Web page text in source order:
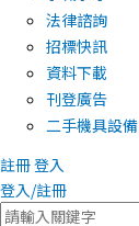
法律諮詢
招標快訊
資料下載
刊登廣告
二手機具設備
註冊登入
登入/註冊